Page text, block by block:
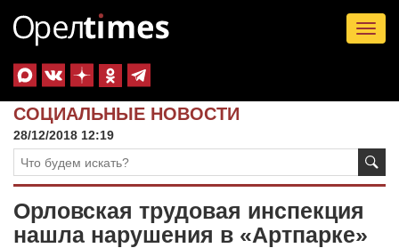
СОЦИАЛЬНЫЕ НОВОСТИ
28/12/2018 12:19
Орловская трудовая инспекция
нашла нарушения в «Артпарке»